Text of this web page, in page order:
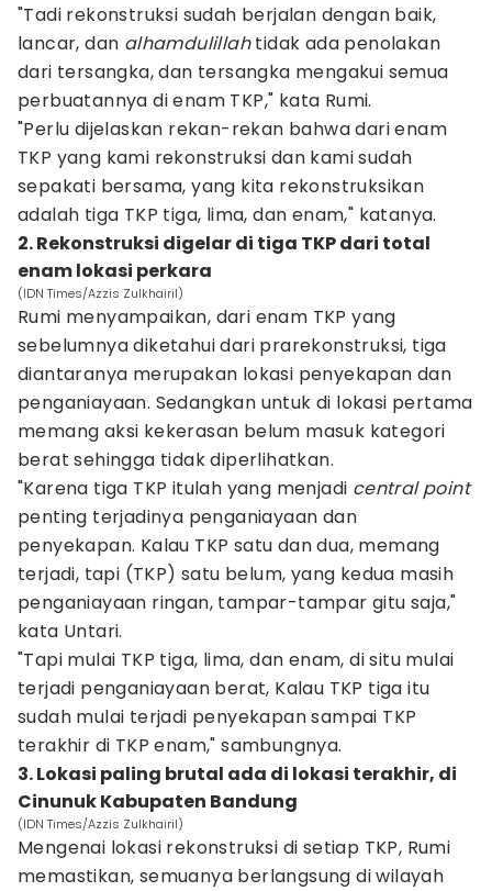
"Tadi rekonstruksi sudah berjalan dengan baik,
lancar, dan alhamdulillahtidak ada penolakan
dari tersangka, dan tersangka mengakui semua
perbuatannya di enam TKP," kata Rumi.
"Perlu dijelaskan rekan-rekan bahwa dari enam
TKP yang kami rekonstruksi dan kami sudah
sepakati bersama, yang kita rekonstruksikan
adalah tiga TKP tiga, lima, dan enam," katanya.
2. Rekonstruksi digelar di tiga TKP dari total
enam lokasi perkara
(IDN Times/Azzis Zulkhairil)
Rumi menyampaikan, dari enam TKP yang
sebelumnya diketahui dari prarekonstruksi, tiga
diantaranya merupakan lokasi penyekapan dan
penganiayaan. Sedangkan untuk di lokasi pertama
memang aksi kekerasan belum masuk kategori
berat sehingga tidak diperlihatkan.
"Karena tiga TKP itulah yang menjadi central point
penting terjadinya penganiayaan dan
penyekapan. Kalau TKP satu dan dua, memang
terjadi, tapi (TKP) satu belum, yang kedua masih
penganiayaan ringan, tampar-tampar gitu saja,"
kata Untari.
"Tapi mulai TKP tiga, lima, dan enam, di situ mulai
terjadi penganiayaan berat, Kalau TKP tiga itu
sudah mulai terjadi penyekapan sampai TKP
terakhir di TKP enam," sambungnya.
3. Lokasi paling brutal ada di lokasi terakhir, di
Cinunuk Kabupaten Bandung
(IDN Times/Azzis Zulkhairil)
Mengenai lokasi rekonstruksi di setiap TKP, Rumi
memastikan, semuanya berlangsung di wilayah